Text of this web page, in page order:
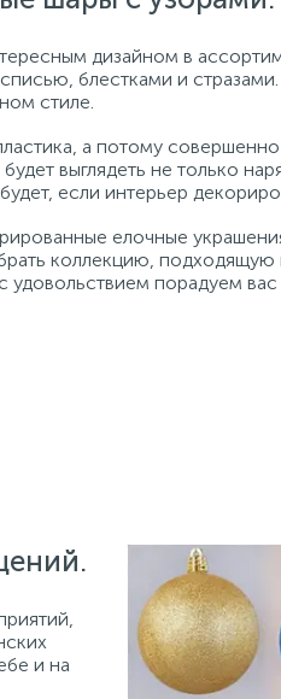
дизайном в
блестками и
стиле.
а потому
выглядеть не только
если интерьер
елочные
коллекцию, подходящую
удовольствием порадуем
и на